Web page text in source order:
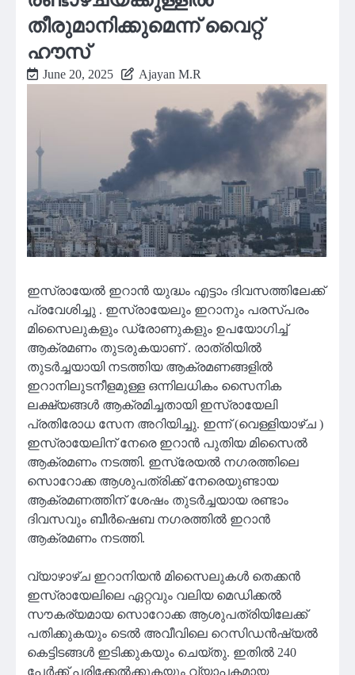
തീരുമാനിക്കുമെന്ന് വൈറ്റ്
ഹൗസ്
June 20, 2025 Ajayan M.R
ഇസ്രായേൽ ഇറാൻ യുദ്ധം എട്ടാം ദിവസത്തിലേക്ക്
പ്രവേശിച്ചു . ഇസ്രായേലും ഇറാനും പരസ്പരം
മിസൈലുകളും ഡ്രോണുകളും ഉപയോഗിച്ച്
ആക്രമണം തുടരുകയാണ് . രാത്രിയിൽ
തുടർച്ചയായി നടത്തിയ ആക്രമണങ്ങളിൽ
ഇറാനിലുടനീളമുള്ള ഒന്നിലധികം സൈനിക
ലക്ഷ്യങ്ങൾ ആക്രമിച്ചതായി ഇസ്രായേലി
പ്രതിരോധ സേന അറിയിച്ചു. ഇന്ന് (വെള്ളിയാഴ്ച )
ഇസ്രായേലിന് നേരെ ഇറാൻ പുതിയ മിസൈൽ
ആക്രമണം നടത്തി. ഇസ്രേയൽ നഗരത്തിലെ
സൊറോക്ക ആശുപത്രിക്ക് നേരെയുണ്ടായ
ആക്രമണത്തിന് ശേഷം തുടർച്ചയായ രണ്ടാം
ദിവസവും ബീർഷെബ നഗരത്തിൽ ഇറാൻ
ആക്രമണം നടത്തി.
വ്യാഴാഴ്ച ഇറാനിയൻ മിസൈലുകൾ തെക്കൻ
ഇസ്രായേലിലെ ഏറ്റവും വലിയ മെഡിക്കൽ
സൗകര്യമായ സൊറോക്ക ആശുപത്രിയിലേക്ക്
പതിക്കുകയും ടെൽ അവീവിലെ റെസിഡൻഷ്യൽ
കെട്ടിടങ്ങൾ ഇടിക്കുകയും ചെയ്തു. ഇതിൽ 240
പേർക്ക് പരിക്കേൽക്കുകയും വ്യാപകമായ